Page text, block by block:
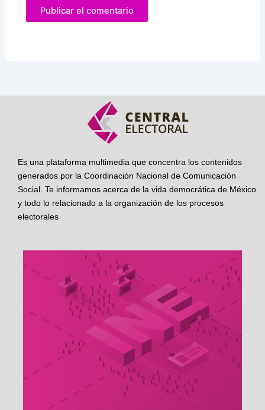
Es una plataforma multimedia que concentra los contenidos
generados por la Coordinación Nacional de Comunicación
Social. Te informamos acerca de la vida democrática de México
y todo lo relacionado a la organización de los procesos
electorales